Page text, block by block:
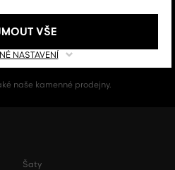
naše kamenné prodejny.
Šaty
NASTAVENÍ
VŠE